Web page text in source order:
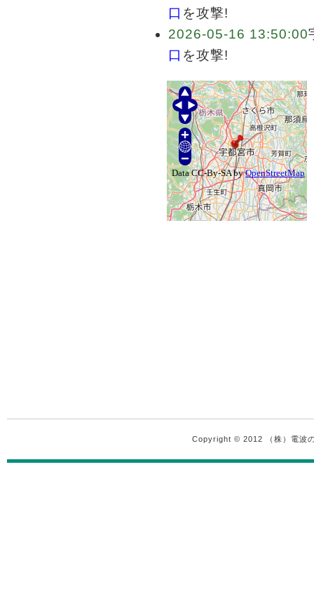
口 を攻撃!
2026-05-16 13:50:00
口 を攻撃!
Copyright © 2012 （株）電波